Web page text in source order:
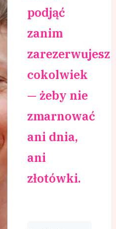
podjąć
zanim
zarezerwujesz
cokolwiek
— żeby nie
zmarnować
ani dnia,
ani
złotówki.